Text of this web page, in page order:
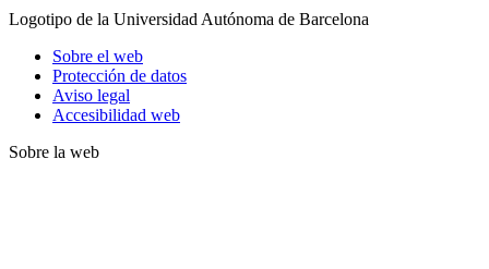
Logotipo de la Universidad Autónoma de Barcelona
Sobre el web
Protección de datos
Aviso legal
Accesibilidad web
Sobre la web